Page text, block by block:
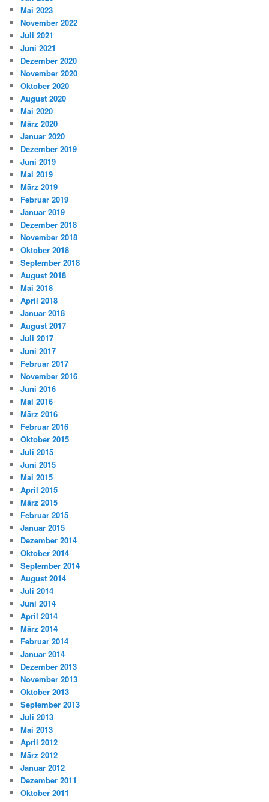
Mai 2023
November 2022
Juli 2021
Juni 2021
Dezember 2020
November 2020
Oktober 2020
August 2020
Mai 2020
März 2020
Januar 2020
Dezember 2019
Juni 2019
Mai 2019
März 2019
Februar 2019
Januar 2019
Dezember 2018
November 2018
Oktober 2018
September 2018
August 2018
Mai 2018
April 2018
Januar 2018
August 2017
Juli 2017
Juni 2017
Februar 2017
November 2016
Juni 2016
Mai 2016
März 2016
Februar 2016
Oktober 2015
Juli 2015
Juni 2015
Mai 2015
April 2015
März 2015
Februar 2015
Januar 2015
Dezember 2014
Oktober 2014
September 2014
August 2014
Juli 2014
Juni 2014
April 2014
März 2014
Februar 2014
Januar 2014
Dezember 2013
November 2013
Oktober 2013
September 2013
Juli 2013
Mai 2013
April 2012
März 2012
Januar 2012
Dezember 2011
Oktober 2011